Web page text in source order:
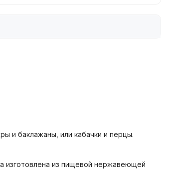
и баклажаны, или кабачки и перцы.
изготовлена из пищевой нержавеющей